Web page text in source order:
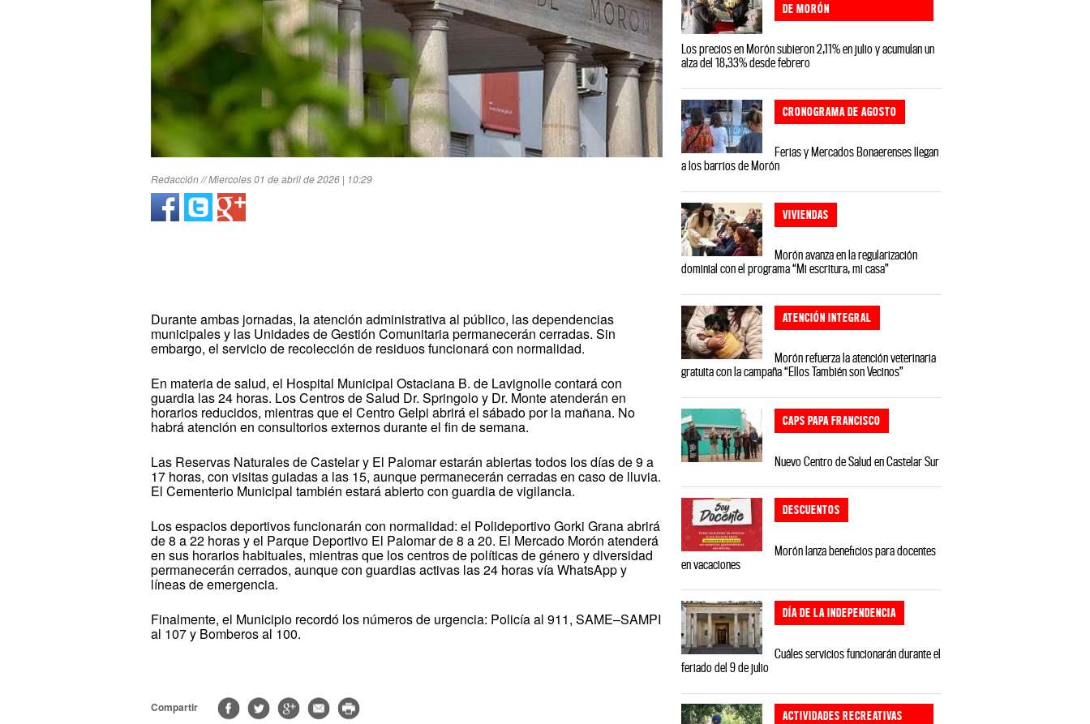
Redacción // Miercoles 01 de abril de 2026 | 10:29
Durante ambas jornadas, la atención administrativa al público, las dependencias
municipales y las Unidades de Gestión Comunitaria permanecerán cerradas. Sin
embargo, el servicio de recolección de residuos funcionará con normalidad.
En materia de salud, el Hospital Municipal Ostaciana B. de Lavignolle contará con
guardia las 24 horas. Los Centros de Salud Dr. Springolo y Dr. Monte atenderán en
horarios reducidos, mientras que el Centro Gelpi abrirá el sábado por la mañana. No
habrá atención en consultorios externos durante el fin de semana.
Las Reservas Naturales de Castelar y El Palomar estarán abiertas todos los días de 9 a
17 horas, con visitas guiadas a las 15, aunque permanecerán cerradas en caso de lluvia.
El Cementerio Municipal también estará abierto con guardia de vigilancia.
Los espacios deportivos funcionarán con normalidad: el Polideportivo Gorki Grana abrirá
de 8 a 22 horas y el Parque Deportivo El Palomar de 8 a 20. El Mercado Morón atenderá
en sus horarios habituales, mientras que los centros de políticas de género y diversidad
permanecerán cerrados, aunque con guardias activas las 24 horas vía WhatsApp y
líneas de emergencia.
Finalmente, el Municipio recordó los números de urgencia: Policía al 911, SAME–SAMPI
al 107 y Bomberos al 100.
Compartir
DE MORÓN
Los precios en Morón subieron 2,11% en julio y acumulan un
alza del 18,33% desde febrero
CRONOGRAMA DE AGOSTO
Ferias y Mercados Bonaerenses llegan
a los barrios de Morón
VIVIENDAS
Morón avanza en la regularización
dominial con el programa “Mi escritura, mi casa”
ATENCIÓN INTEGRAL
Morón refuerza la atención veterinaria
gratuita con la campaña “Ellos También son Vecinos”
CAPS PAPA FRANCISCO
Nuevo Centro de Salud en Castelar Sur
DESCUENTOS
Morón lanza beneficios para docentes
en vacaciones
DÍA DE LA INDEPENDENCIA
Cuáles servicios funcionarán durante el
feriado del 9 de julio
ACTIVIDADES RECREATIVAS